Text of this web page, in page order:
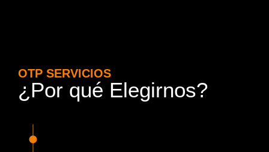
OTP SERVICIOS
¿Por qué Elegirnos?